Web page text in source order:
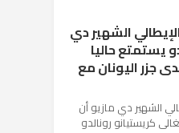
الشهير دي
يستمتع حاليا
جزر اليونان مع
أكد الصحفي الإيطالي الشهير دي مازيو أن
كريستيانو رونالدو